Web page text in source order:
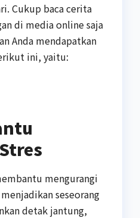
Cukup baca cerita
di media online saja
Anda mendapatkan
ini, yaitu:
mengurangi
seseorang
detak jantung,